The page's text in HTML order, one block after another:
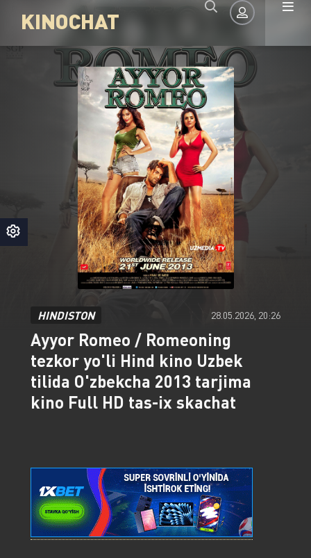
KINOCHAT
Авторизация
HINDISTON 28.05.2026, 20:26
Ayyor Romeo / Romeoning
tezkor yo'li Hind kino Uzbek
tilida O'zbekcha 2013 tarjima
kino Full HD tas-ix skachat